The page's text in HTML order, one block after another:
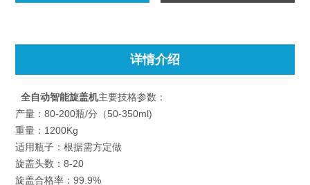
详情介绍
全自动智能旋盖机主要技格参数：
产量：80-200瓶/分（50-350ml)
重量：1200Kg
适用瓶子：根据需方定做
旋盖头数：8-20
旋盖合格率：99.9%